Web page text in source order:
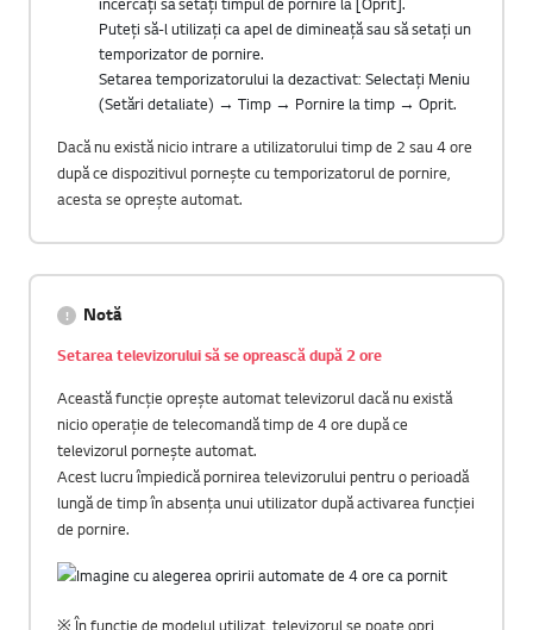
Puteți să-l utilizați ca apel de dimineață sau să setați un
temporizator de pornire.
Setarea temporizatorului la dezactivat: Selectați Meniu
(Setări detaliate) → Timp → Pornire la timp → Oprit.
Dacă nu există nicio intrare a utilizatorului timp de 2 sau 4 ore
după ce dispozitivul pornește cu temporizatorul de pornire,
acesta se oprește automat.
Notă
Setarea televizorului să se oprească după 2 ore
Această funcție oprește automat televizorul dacă nu există
nicio operație de telecomandă timp de 4 ore după ce
televizorul pornește automat.
Acest lucru împiedică pornirea televizorului pentru o perioadă
lungă de timp în absența unui utilizator după activarea funcției
de pornire.
※ În funcție de modelul utilizat, televizorul se poate opri